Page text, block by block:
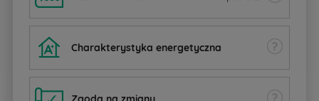
Charakterystyka energetyczna